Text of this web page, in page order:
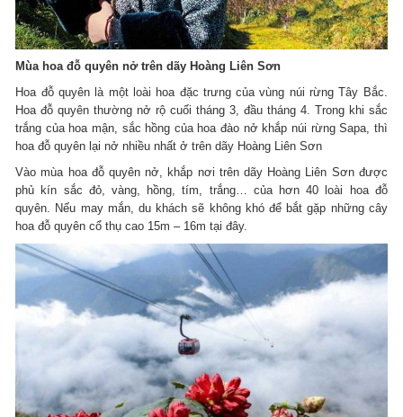
Mùa hoa đỗ quyên nở trên dãy Hoàng Liên Sơn
Hoa đỗ quyên là một loài hoa đặc trưng của vùng núi rừng Tây Bắc.
Hoa đỗ quyên thường nở rộ cuối tháng 3, đầu tháng 4. Trong khi sắc
trắng của hoa mận, sắc hồng của hoa đào nở khắp núi rừng Sapa, thì
hoa đỗ quyên lại nở nhiều nhất ở trên dãy Hoàng Liên Sơn
Vào mùa hoa đỗ quyên nở, khắp nơi trên dãy Hoàng Liên Sơn được
phủ kín sắc đỏ, vàng, hồng, tím, trắng… của hơn 40 loài hoa đỗ
quyên. Nếu may mắn, du khách sẽ không khó để bắt gặp những cây
hoa đỗ quyên cổ thụ cao 15m – 16m tại đây.